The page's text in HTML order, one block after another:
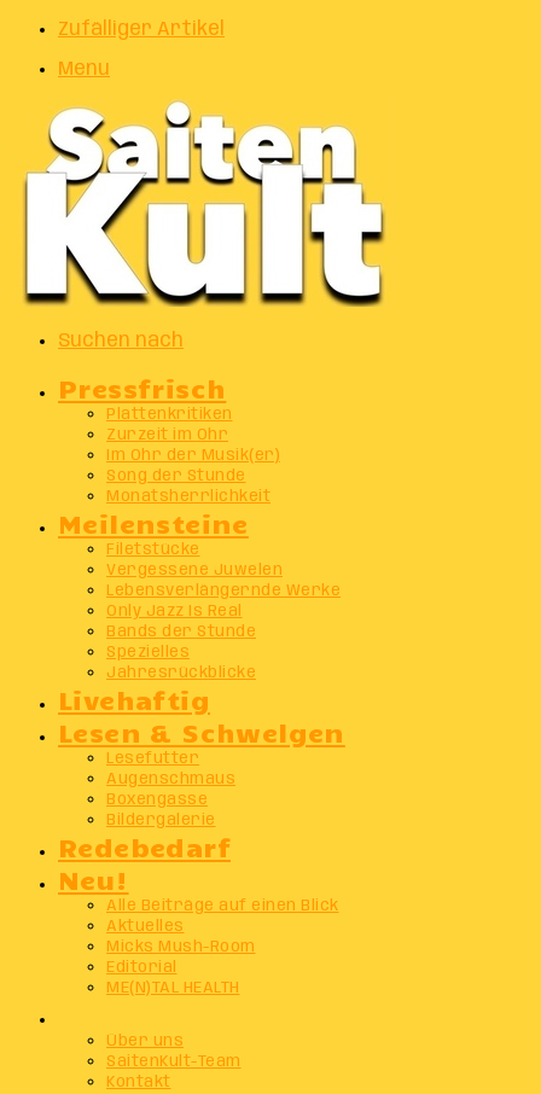
Zufälliger Artikel
Menu
Suchen nach
Pressfrisch
Plattenkritiken
Zurzeit im Ohr
Im Ohr der Musik(er)
Song der Stunde
Monatsherrlichkeit
Meilensteine
Filetstücke
Vergessene Juwelen
Lebensverlängernde Werke
Only Jazz Is Real
Bands der Stunde
Spezielles
Jahresrückblicke
Livehaftig
Lesen & Schwelgen
Lesefutter
Augenschmaus
Boxengasse
Bildergalerie
Redebedarf
Neu!
Alle Beiträge auf einen Blick
Aktuelles
Micks Mush-Room
Editorial
ME(N)TAL HEALTH
Über uns
SaitenKult-Team
Kontakt